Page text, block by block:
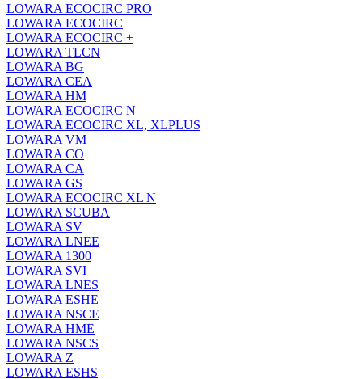
LOWARA ECOCIRC PRO
LOWARA ECOCIRC
LOWARA ECOCIRC +
LOWARA TLCN
LOWARA BG
LOWARA CEA
LOWARA HM
LOWARA ECOCIRC N
LOWARA ECOCIRC XL, XLPLUS
LOWARA VM
LOWARA CO
LOWARA CA
LOWARA GS
LOWARA ECOCIRC XL N
LOWARA SCUBA
LOWARA SV
LOWARA LNEE
LOWARA 1300
LOWARA SVI
LOWARA LNES
LOWARA ESHE
LOWARA NSCE
LOWARA HME
LOWARA NSCS
LOWARA Z
LOWARA ESHS